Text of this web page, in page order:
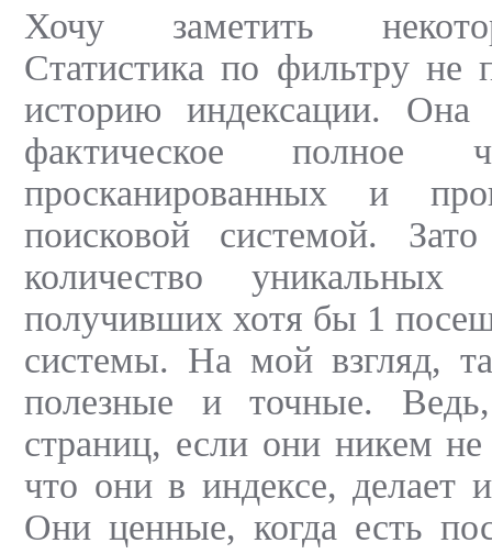
Хочу заметить
Статистика по фильтру
историю индексации.
фактическое полное
просканированных и
поисковой системой.
количество уникальных
получивших хотя бы 1
системы. На мой взгляд,
полезные и точные.
страниц, если они никем
что они в индексе, делает
Они ценные, когда есть